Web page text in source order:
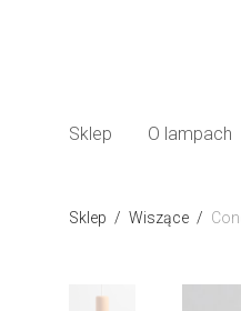
Sklep O lampach
Sklep / Wiszące /